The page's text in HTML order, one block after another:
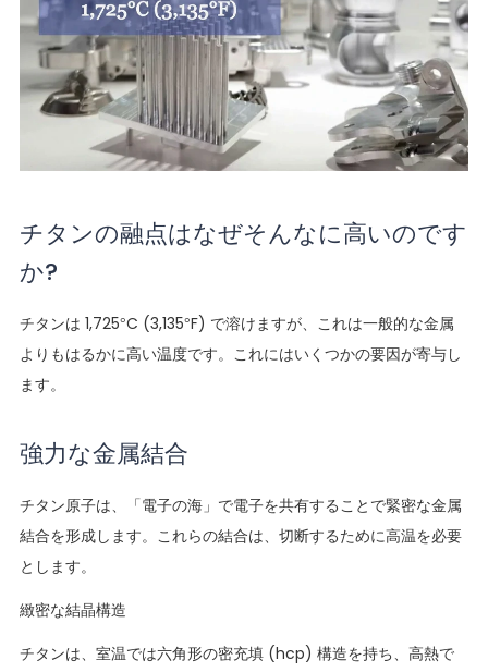
チタンの融点はなぜそんなに高いのです
か?
チタンは 1,725°C (3,135°F) で溶けますが、これは一般的な金属
よりもはるかに高い温度です。これにはいくつかの要因が寄与し
ます。
強力な金属結合
チタン原子は、「電子の海」で電子を共有することで緊密な金属
結合を形成します。これらの結合は、切断するために高温を必要
とします。
緻密な結晶構造
チタンは、室温では六角形の密充填 (hcp) 構造を持ち、高熱で